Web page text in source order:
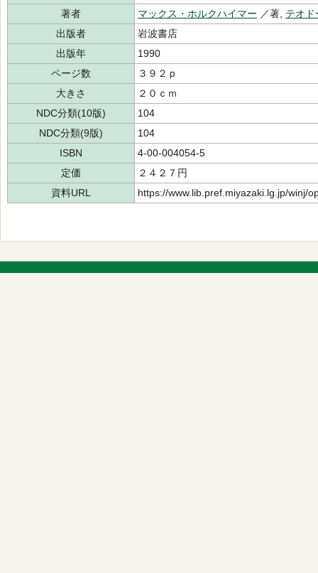
著者
マックス・ホルクハイマー ／著, テオド
出版者
岩波書店
出版年
1990
ページ数
３９２ｐ
大きさ
２０ｃｍ
NDC分類(10版)
104
NDC分類(9版)
104
ISBN
4-00-004054-5
定価
２４２７円
資料URL
https://www.lib.pref.miyazaki.lg.jp/winj/